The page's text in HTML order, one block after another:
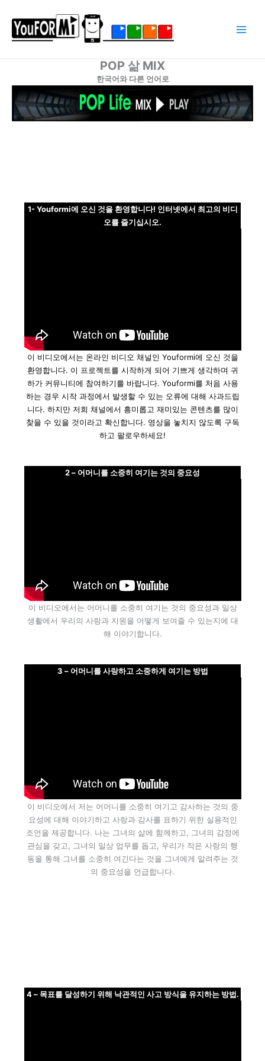
contenido
POP 삶 MIX
한국어와 다른 언어로
1- Youformi에 오신 것을 환영합니다! 인터넷에서 최고의 비디
오를 즐기십시오.
이 비디오에서는 온라인 비디오 채널인 Youformi에 오신 것을
환영합니다. 이 프로젝트를 시작하게 되어 기쁘게 생각하며 귀
하가 커뮤니티에 참여하기를 바랍니다. Youformi를 처음 사용
하는 경우 시작 과정에서 발생할 수 있는 오류에 대해 사과드립
니다. 하지만 저희 채널에서 흥미롭고 재미있는 콘텐츠를 많이
찾을 수 있을 것이라고 확신합니다. 영상을 놓치지 않도록 구독
하고 팔로우하세요!
2 – 어머니를 소중히 여기는 것의 중요성
이 비디오에서는 어머니를 소중히 여기는 것의 중요성과 일상
생활에서 우리의 사랑과 지원을 어떻게 보여줄 수 있는지에 대
해 이야기합니다.
3 – 어머니를 사랑하고 소중하게 여기는 방법
이 비디오에서 저는 어머니를 소중히 여기고 감사하는 것의 중
요성에 대해 이야기하고 사랑과 감사를 표하기 위한 실용적인
조언을 제공합니다. 나는 그녀의 삶에 함께하고, 그녀의 감정에
관심을 갖고, 그녀의 일상 업무를 돕고, 우리가 작은 사랑의 행
동을 통해 그녀를 소중히 여긴다는 것을 그녀에게 알려주는 것
의 중요성을 언급합니다.
4 – 목표를 달성하기 위해 낙관적인 사고 방식을 유지하는 방법.